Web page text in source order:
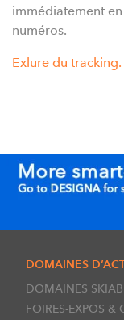
immédiatement
numéros.
Exlure du tracking.
DOMAINES
DOMAINES
FOIRES-EXPOS &